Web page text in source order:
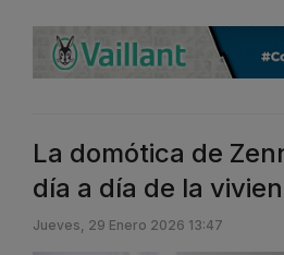
La domótica de
día a día de la
Jueves, 29 Enero 2026 13:47